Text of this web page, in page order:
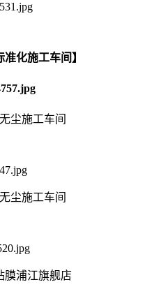
准化施工车间】
尘施工车间
尘施工车间
膜浦江旗舰店